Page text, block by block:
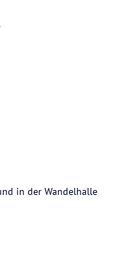
in der Wandelhalle